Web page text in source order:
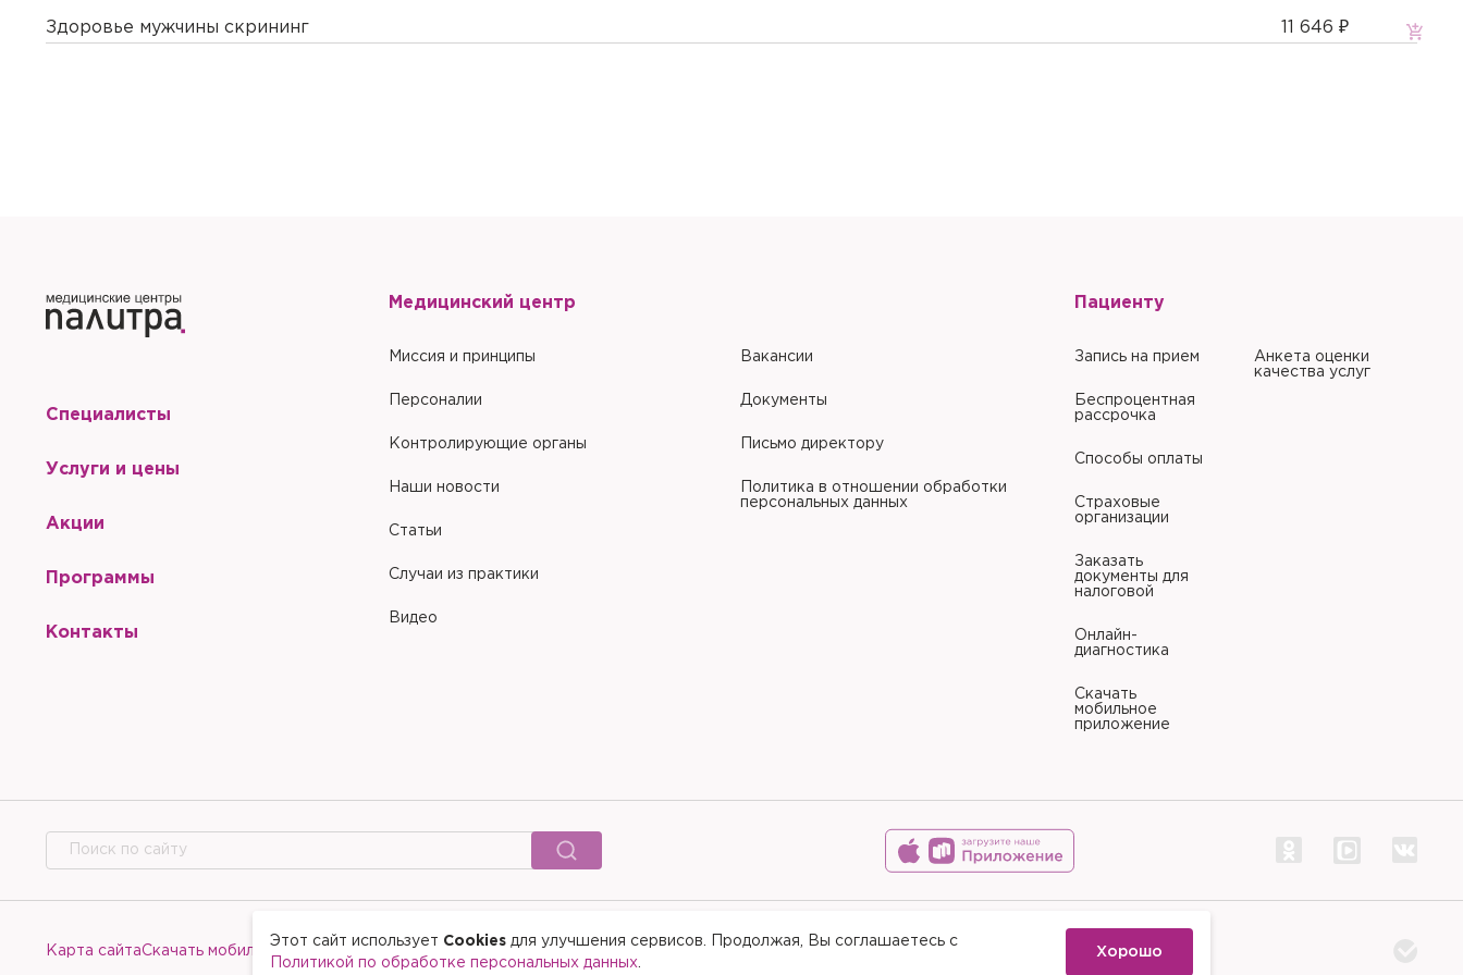
Здоровье мужчины скрининг 11 646 ₽
Этот сайт использует Cookies для улучшения сервисов. Продолжая, Вы соглашаетесь с
Политикой по обработке персональных данных
Хорошо
Специалисты
Услуги и цены
Акции
Программы
Контакты
Медицинский центр
Миссия и принципы
Персоналии
Контролирующие органы
Наши новости
Статьи
Случаи из практики
Видео
Вакансии
Документы
Письмо директору
Политика в отношении обработки
персональных данных
Пациенту
Запись на прием
Беспроцентная
рассрочка
Способы оплаты
Страховые
организации
Заказать
документы для
налоговой
Онлайн-
диагностика
Скачать
мобильное
приложение
Анкета оценки
качества услуг
Карта сайтаСкачать мобильное приложение © 2015-2026 Медицинский центр «Палитра»